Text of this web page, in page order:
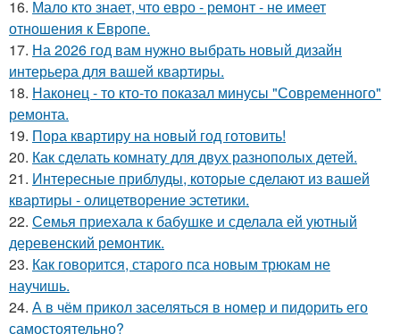
16. Мало кто знает, что евро - ремонт - не имеет
отношения к Европе.
17. На 2026 год вам нужно выбрать новый дизайн
интерьера для вашей квартиры.
18. Наконец - то кто-то показал минусы "Современного"
ремонта.
19. Пора квартиру на новый год готовить!
20. Как сделать комнату для двух разнополых детей.
21. Интересные приблуды, которые сделают из вашей
квартиры - олицетворение эстетики.
22. Семья приехала к бабушке и сделала ей уютный
деревенский ремонтик.
23. Как говорится, старого пса новым трюкам не
научишь.
24. А в чём прикол заселяться в номер и пидорить его
самостоятельно?